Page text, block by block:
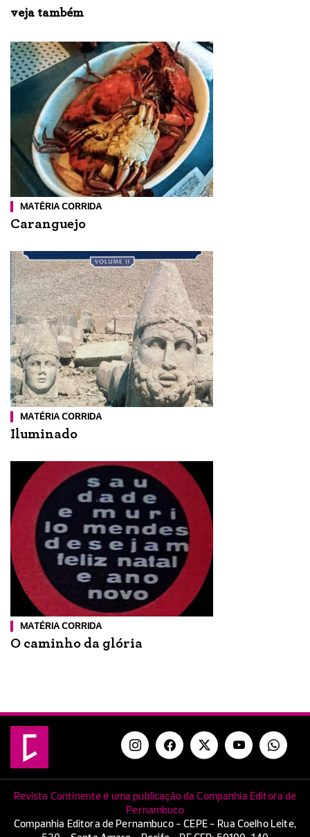
veja também
MATÉRIA CORRIDA
Caranguejo
MATÉRIA CORRIDA
Iluminado
MATÉRIA CORRIDA
O caminho da glória
Revista Continente é uma publicação da Companhia Editora de
Pernambuco
Companhia Editora de Pernambuco - CEPE - Rua Coelho Leite,